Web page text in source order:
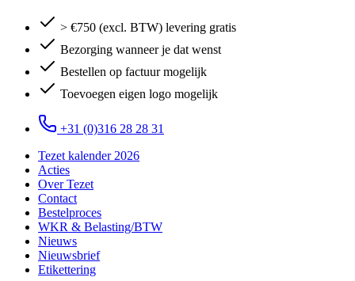
> €750 (excl. BTW) levering gratis
Bezorging wanneer je dat wenst
Bestellen op factuur mogelijk
Toevoegen eigen logo mogelijk
+31 (0)316 28 28 31
Tezet kalender 2026
Acties
Over Tezet
Contact
Bestelproces
WKR & Belasting/BTW
Nieuws
Nieuwsbrief
Etikettering